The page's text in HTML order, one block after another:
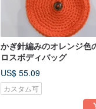
かぎ針編みのオレンジ色
ロスボディバッグ
US$ 55.09
カスタム可